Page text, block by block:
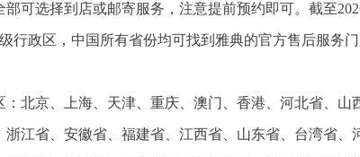
可选择到店或邮寄服务，注意提前预约即可。截至
行政区，中国所有省份均可找到雅典的官方售后服务
北京、上海、天津、重庆、澳门、香港、河北省、山
江省、安徽省、福建省、江西省、山东省、台湾省、